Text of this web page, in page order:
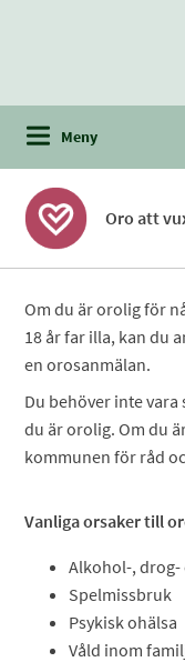
Meny
Oro att
Om du är orolig för
18 år far illa, kan du
en orosanmälan.
Du behöver inte
du är orolig. Om du
kommunen för råd
Vanliga orsaker till
Alkohol-,
Spelmissbruk
Psykisk ohälsa
Våld inom